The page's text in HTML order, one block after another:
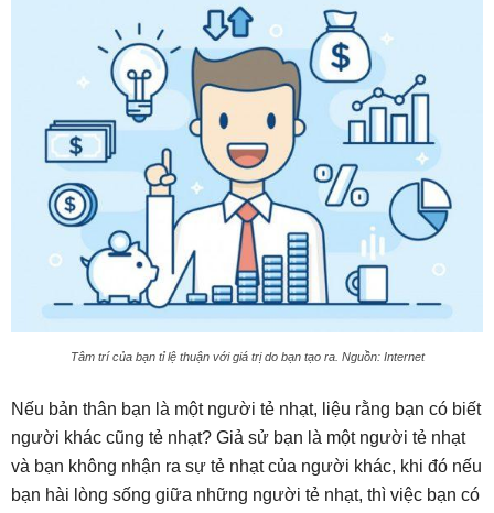
Tâm trí của bạn tỉ lệ thuận với giá trị do bạn tạo ra. Nguồn: Internet
Nếu bản thân bạn là một người tẻ nhạt, liệu rằng bạn có biết
người khác cũng tẻ nhạt? Giả sử bạn là một người tẻ nhạt
và bạn không nhận ra sự tẻ nhạt của người khác, khi đó nếu
bạn hài lòng sống giữa những người tẻ nhạt, thì việc bạn có